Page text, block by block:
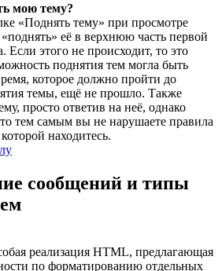
мою тему?
«Поднять тему» при просмотре
её в верхнюю часть первой
Если этого не происходит, то это
поднятия тем могла быть
которое должно пройти до
темы, ещё не прошло. Также
просто ответив на неё, однако
тем самым вы не нарушаете правила
находитесь.
сообщений и типы
реализация HTML, предлагающая
по форматированию отдельных